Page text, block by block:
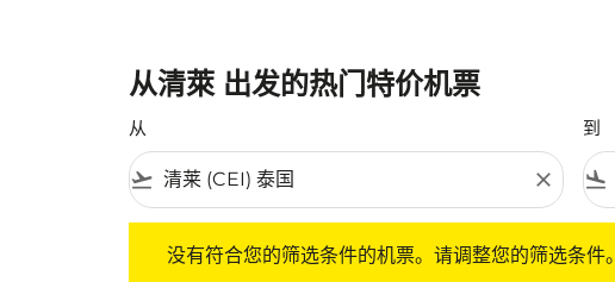
从清萊 出发的热门特价机票
从
flight_takeoff close
到
flight_land
没有符合您的筛选条件的机票。请调整您的筛选条件。